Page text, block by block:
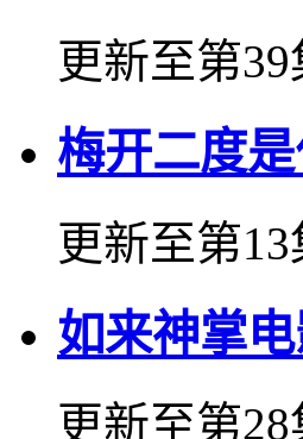
更新至第39
梅开二度
更新至第13
如来神掌
更新至第28